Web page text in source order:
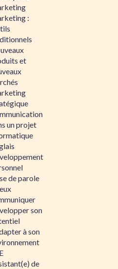
:
et
un projet
de parole
son
à son
de